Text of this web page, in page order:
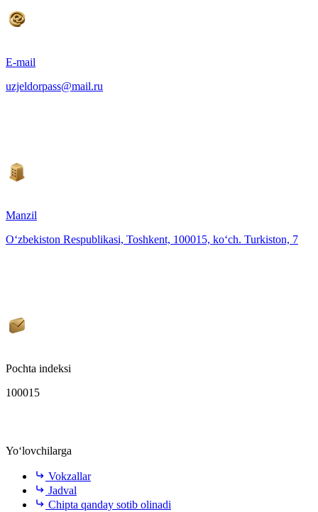
E-mail
uzjeldorpass@mail.ru
Manzil
O‘zbekiston Respublikasi, Toshkent, 100015, ko‘ch. Turkiston, 7
Pochta indeksi
100015
Yo‘lovchilarga
Vokzallar
Jadval
Chipta qanday sotib olinadi